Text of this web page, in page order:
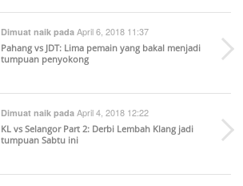
Dimuat naik pada April 6, 2018 11:37
Pahang vs JDT: Lima pemain yang bakal menjadi
tumpuan penyokong
Dimuat naik pada April 4, 2018 12:22
KL vs Selangor Part 2: Derbi Lembah Klang jadi
tumpuan Sabtu ini